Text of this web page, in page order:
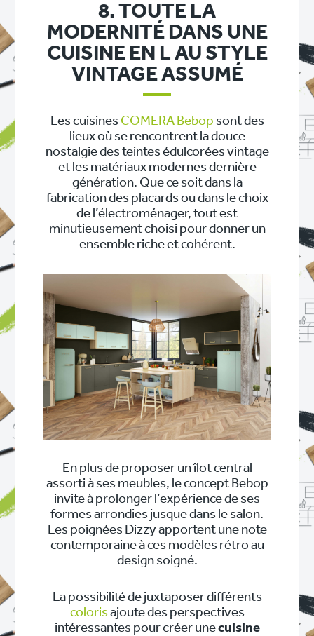
8. TOUTE LA
MODERNITÉ DANS UNE
CUISINE EN L AU STYLE
VINTAGE ASSUMÉ
Les cuisines COMERA Bebop sont des
lieux où se rencontrent la douce
nostalgie des teintes édulcorées vintage
et les matériaux modernes dernière
génération. Que ce soit dans la
fabrication des placards ou dans le choix
de l’électroménager, tout est
minutieusement choisi pour donner un
ensemble riche et cohérent.
En plus de proposer un îlot central
assorti à ses meubles, le concept Bebop
invite à prolonger l’expérience de ses
formes arrondies jusque dans le salon.
Les poignées Dizzy apportent une note
contemporaine à ces modèles rétro au
design soigné.
La possibilité de juxtaposer différents
colorisajoute des perspectives
intéressantes pour créer unecuisine